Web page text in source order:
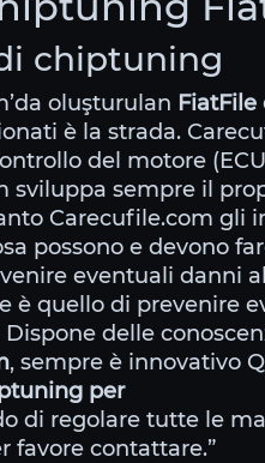
chiptuning
oluşturulan
è la strada.
del motore
sviluppa sempre il
Carecufile.com gli
possono e devono
eventuali danni
è quello di prevenire
delle
, sempre è innovativo
per
di regolare tutte le
favore contattare.”